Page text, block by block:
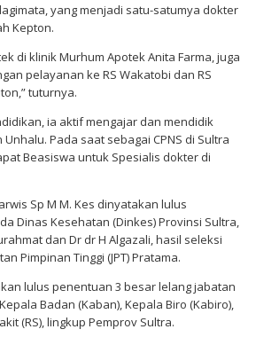
yang menjadi satu-satumya dokter
Kepton.
di klinik Murhum Apotek Anita Farma, juga
pelayanan ke RS Wakatobi dan RS
tuturnya.
ia aktif mengajar dan mendidik
Pada saat sebagai CPNS di Sultra
Beasiswa untuk Spesialis dokter di
Sp M M. Kes dinyatakan lulus
Dinas Kesehatan (Dinkes) Provinsi Sultra,
dan Dr dr H Algazali, hasil seleksi
Pimpinan Tinggi (JPT) Pratama.
lulus penentuan 3 besar lelang jabatan
Badan (Kaban), Kepala Biro (Kabiro),
(RS), lingkup Pemprov Sultra.